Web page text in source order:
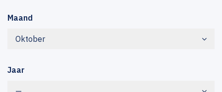
Maand
Oktober
Jaar